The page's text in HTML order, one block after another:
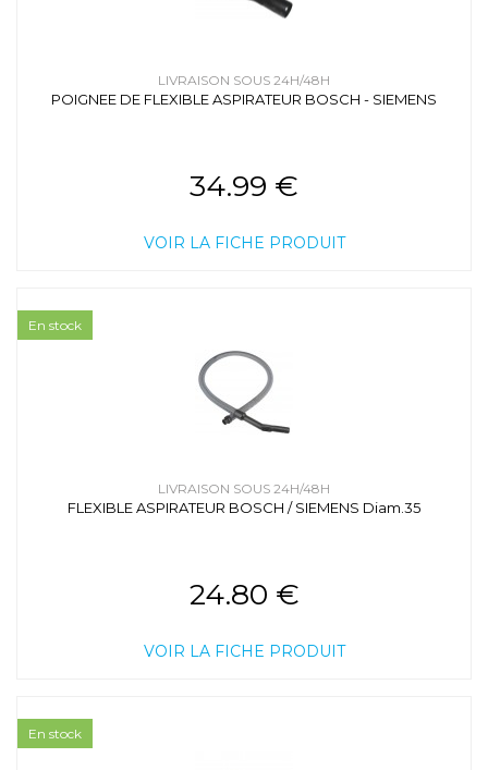
LIVRAISON SOUS 24H/48H
POIGNEE DE FLEXIBLE ASPIRATEUR BOSCH - SIEMENS
34.99 €
VOIR LA FICHE PRODUIT
LIVRAISON SOUS 24H/48H
FLEXIBLE ASPIRATEUR BOSCH / SIEMENS Diam.35
24.80 €
VOIR LA FICHE PRODUIT
En stock
En stock